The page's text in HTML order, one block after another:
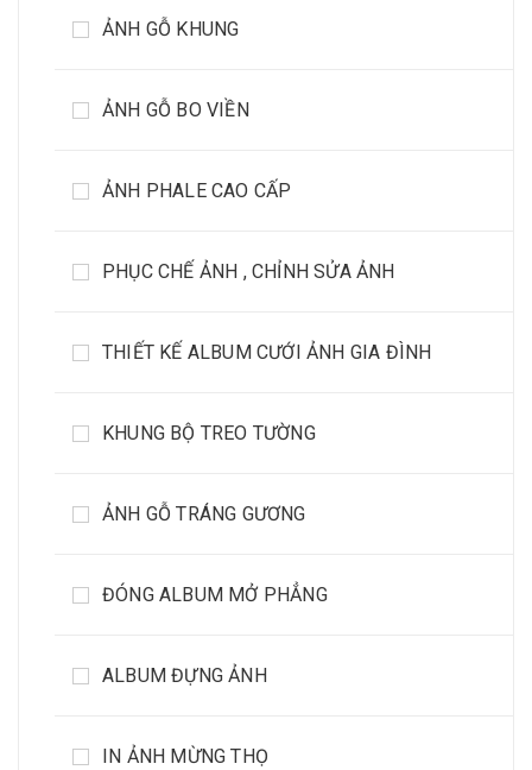
ẢNH GỖ KHUNG
ẢNH GỖ BO VIỀN
ẢNH PHALE CAO CẤP
PHỤC CHẾ ẢNH , CHỈNH SỬA ẢNH
THIẾT KẾ ALBUM CƯỚI ẢNH GIA ĐÌNH
KHUNG BỘ TREO TƯỜNG
ẢNH GỖ TRÁNG GƯƠNG
ĐÓNG ALBUM MỞ PHẲNG
ALBUM ĐỰNG ẢNH
IN ẢNH MỪNG THỌ